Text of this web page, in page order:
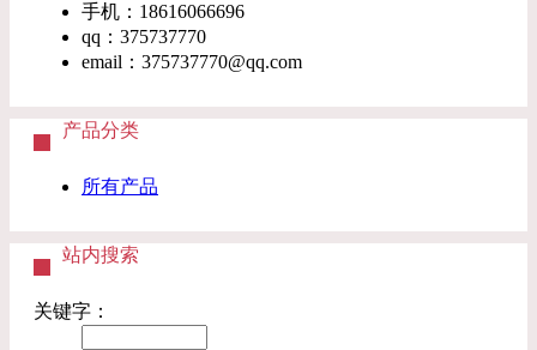
手机：18616066696
qq：375737770
email： 375737770@qq.com
产品分类
所有产品
站内搜索
关键字：